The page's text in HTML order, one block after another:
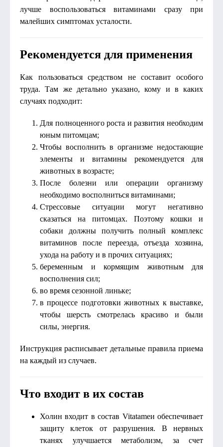
лучше воспользоваться витаминами сразу при
малейших симптомах усталости.
Рекомендуется для применения
Как пользоваться средством не составит особого
труда. Там же детально указано, кому и в каких
случаях подходит:
Для полноценного роста и развития необходим
юным питомцам;
Чтобы восполнить в организме недостающие
элементы и витамины рекомендуется для
животных в возрасте;
После болезни или операции организму
необходимо восполниться витаминами;
Стрессовые ситуации могут негативно
сказаться на питомцах. Поэтому кошки и
собаки должны получить полный комплекс
витаминов после переезда, отъезда хозяина,
ухода на работу и в прочих ситуациях;
беременным и кормящим животным для
восполнения сил;
во время сезонной линьке;
в процессе подготовки животных к выставке,
чтобы шерсть смотрелась красиво и были
силы, энергия.
Инструкция расписывает детальные правила приема
на каждый из случаев.
Что входит в их состав
Холин входит в состав Vitatameи обеспечивает
защиту клеток от разрушения. В нервных
тканях улучшается метаболизм, за счет